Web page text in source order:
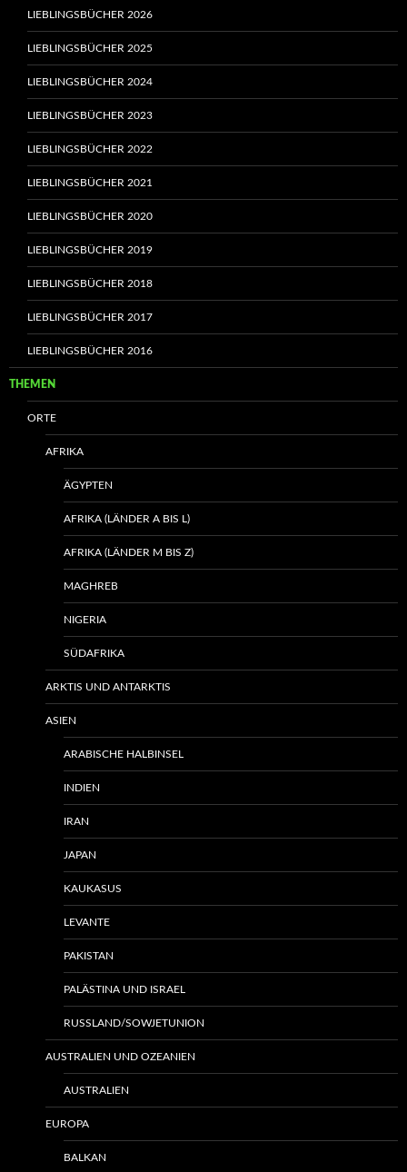
LIEBLINGSBÜCHER 2026
LIEBLINGSBÜCHER 2025
LIEBLINGSBÜCHER 2024
LIEBLINGSBÜCHER 2023
LIEBLINGSBÜCHER 2022
LIEBLINGSBÜCHER 2021
LIEBLINGSBÜCHER 2020
LIEBLINGSBÜCHER 2019
LIEBLINGSBÜCHER 2018
LIEBLINGSBÜCHER 2017
LIEBLINGSBÜCHER 2016
THEMEN
ORTE
AFRIKA
ÄGYPTEN
AFRIKA (LÄNDER A BIS L)
AFRIKA (LÄNDER M BIS Z)
MAGHREB
NIGERIA
SÜDAFRIKA
ARKTIS UND ANTARKTIS
ASIEN
ARABISCHE HALBINSEL
INDIEN
IRAN
JAPAN
KAUKASUS
LEVANTE
PAKISTAN
PALÄSTINA UND ISRAEL
RUSSLAND/SOWJETUNION
AUSTRALIEN UND OZEANIEN
AUSTRALIEN
EUROPA
BALKAN